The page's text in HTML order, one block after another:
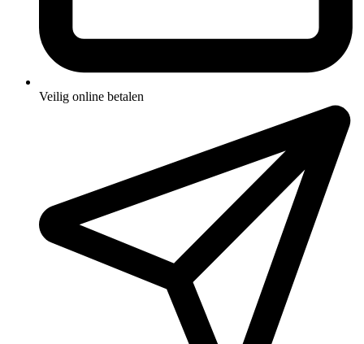
Veilig online betalen